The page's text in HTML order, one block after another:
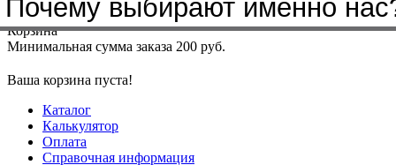
Меню+7(4912)50-37-50sbit@krep62.ru
Корзина
Минимальная сумма заказа 200 руб.
Ваша корзина пуста!
Каталог
Калькулятор
Оплата
Справочная информация
Почему выбирают именно